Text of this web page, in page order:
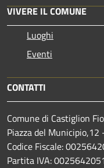
VIVERE IL COMUNE
Luoghi
Eventi
CONTATTI
Comune di Castiglion
Piazza del
Codice Fiscale:
Partita IVA: